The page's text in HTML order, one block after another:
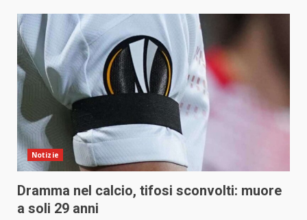
Notizie
Dramma nel calcio, tifosi sconvolti: muore
a soli 29 anni